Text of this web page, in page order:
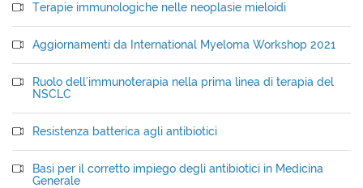
Terapie immunologiche nelle neoplasie mieloidi
Aggiornamenti da International Myeloma Workshop 2021
Ruolo dell'immunoterapia nella prima linea di terapia del
NSCLC
Resistenza batterica agli antibiotici
Basi per il corretto impiego degli antibiotici in Medicina
Generale